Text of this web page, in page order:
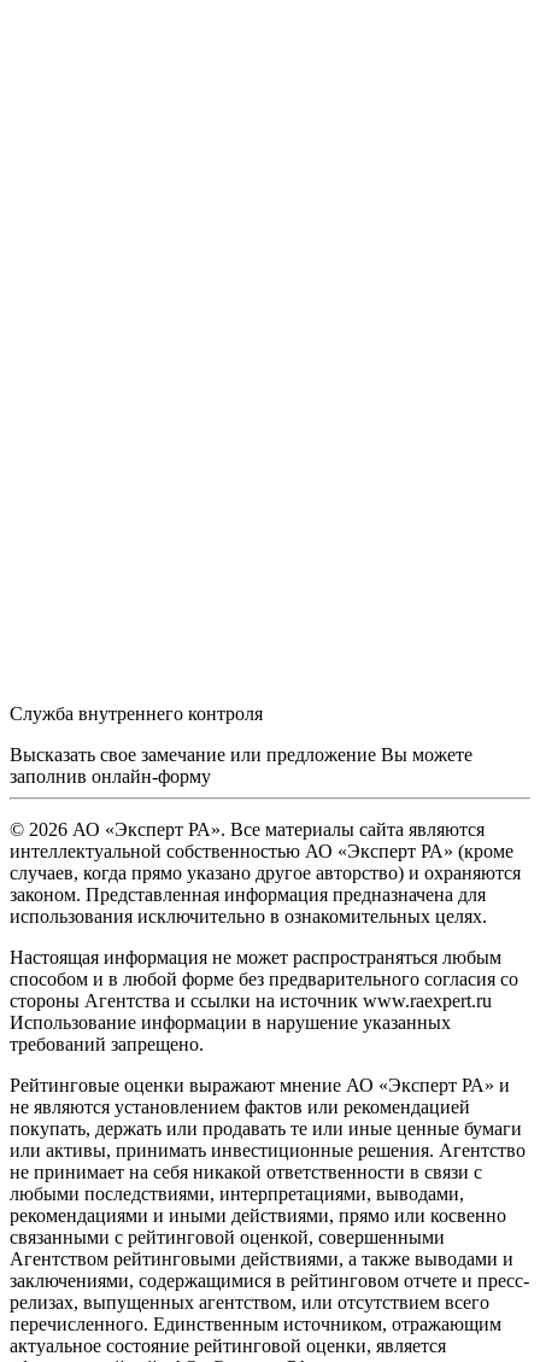
Служба внутреннего контроля
Высказать свое замечание или предложение Вы можете
заполнив онлайн-форму
© 2026 АО «Эксперт РА». Все материалы сайта являются
интеллектуальной собственностью АО «Эксперт РА» (кроме
случаев, когда прямо указано другое авторство) и охраняются
законом. Представленная информация предназначена для
использования исключительно в ознакомительных целях.
Настоящая информация не может распространяться любым
способом и в любой форме без предварительного согласия со
стороны Агентства и ссылки на источник www.raexpert.ru
Использование информации в нарушение указанных
требований запрещено.
Рейтинговые оценки выражают мнение АО «Эксперт РА» и
не являются установлением фактов или рекомендацией
покупать, держать или продавать те или иные ценные бумаги
или активы, принимать инвестиционные решения. Агентство
не принимает на себя никакой ответственности в связи с
любыми последствиями, интерпретациями, выводами,
рекомендациями и иными действиями, прямо или косвенно
связанными с рейтинговой оценкой, совершенными
Агентством рейтинговыми действиями, а также выводами и
заключениями, содержащимися в рейтинговом отчете и пресс-
релизах, выпущенных агентством, или отсутствием всего
перечисленного. Единственным источником, отражающим
актуальное состояние рейтинговой оценки, является